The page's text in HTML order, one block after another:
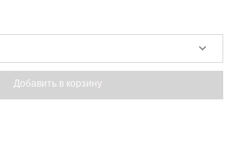
Добавить в корзину